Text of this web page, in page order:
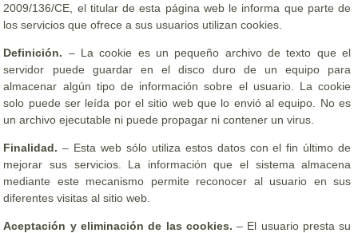
2009/136/CE, el titular de esta página web le informa que parte de
los servicios que ofrece a sus usuarios utilizan cookies.
Definición. – La cookie es un pequeño archivo de texto que el
servidor puede guardar en el disco duro de un equipo para
almacenar algún tipo de información sobre el usuario. La cookie
solo puede ser leída por el sitio web que lo envió al equipo. No es
un archivo ejecutable ni puede propagar ni contener un virus.
Finalidad. – Esta web sólo utiliza estos datos con el fin último de
mejorar sus servicios. La información que el sistema almacena
mediante este mecanismo permite reconocer al usuario en sus
diferentes visitas al sitio web.
Aceptación y eliminación de las cookies. – El usuario presta su